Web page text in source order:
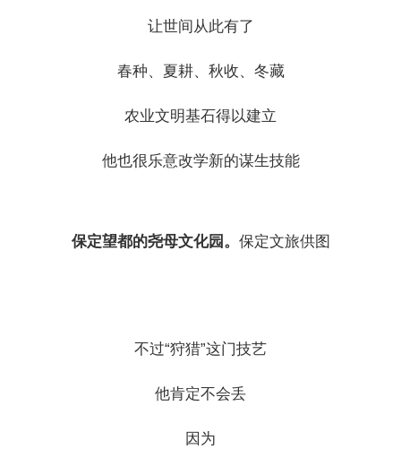
让世间从此有了
春种、夏耕、秋收、冬藏
农业文明基石得以建立
他也很乐意改学新的谋生技能
保定望都的尧母文化园。 保定文旅供图
不过“狩猎”这门技艺
他肯定不会丢
因为